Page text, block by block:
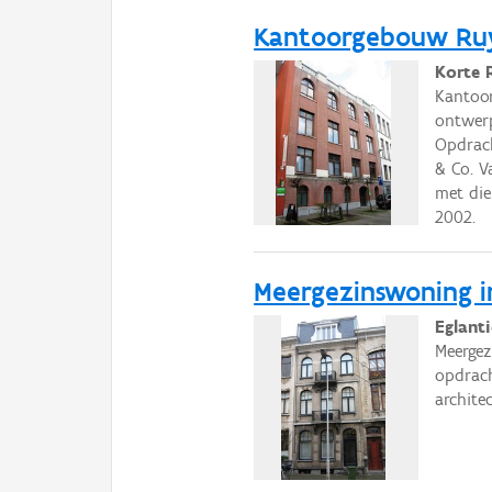
Kantoorgebouw
Korte
& Co.
met
2002.
Meergezinswoning